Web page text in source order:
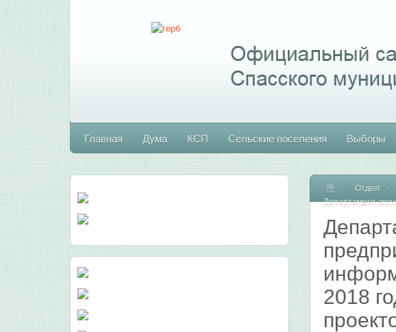
Главная Дума КСП Сельские поселения Выборы
Главная
Отдел
Департамент
2018